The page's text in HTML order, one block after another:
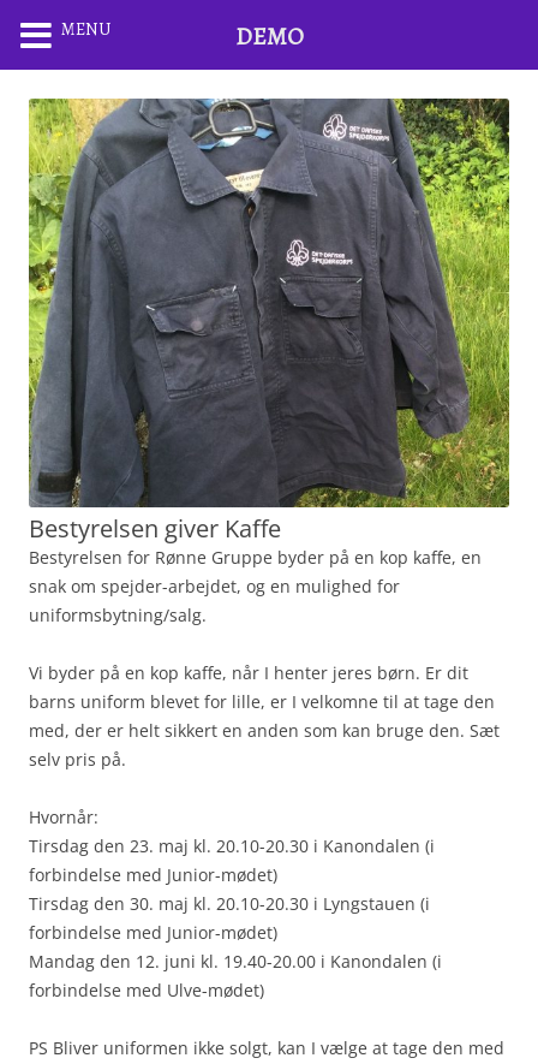
Bestyrelsen giver Kaffe
Bestyrelsen for Rønne Gruppe byder på en kop kaffe, en
snak om spejder-arbejdet, og en mulighed for
uniformsbytning/salg.
Vi byder på en kop kaffe, når I henter jeres børn. Er dit
barns uniform blevet for lille, er I velkomne til at tage den
med, der er helt sikkert en anden som kan bruge den. Sæt
selv pris på.
Hvornår:
Tirsdag den 23. maj kl. 20.10-20.30 i Kanondalen (i
forbindelse med Junior-mødet)
Tirsdag den 30. maj kl. 20.10-20.30 i Lyngstauen (i
forbindelse med Junior-mødet)
Mandag den 12. juni kl. 19.40-20.00 i Kanondalen (i
forbindelse med Ulve-mødet)
PS Bliver uniformen ikke solgt, kan I vælge at tage den med
MENU DEMO